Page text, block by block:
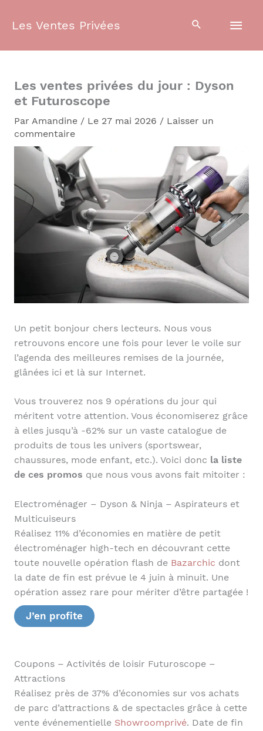
Les Ventes Privées
Les ventes privées du jour : Dyson
et Futuroscope
Par Amandine / Le 27 mai 2026 / Laisser un
commentaire
Un petit bonjour chers lecteurs. Nous vous
retrouvons encore une fois pour lever le voile sur
l’agenda des meilleures remises de la journée,
glânées ici et là sur Internet.
Vous trouverez nos 9 opérations du jour qui
méritent votre attention. Vous économiserez grâce
à elles jusqu’à -62% sur un vaste catalogue de
produits de tous les univers (sportswear,
chaussures, mode enfant, etc.). Voici donc la liste
de ces promos que nous vous avons fait mitoiter :
Electroménager – Dyson & Ninja – Aspirateurs et
Multicuiseurs
Réalisez 11% d’économies en matière de petit
électroménager high-tech en découvrant cette
toute nouvelle opération flash de Bazarchic dont
la date de fin est prévue le 4 juin à minuit. Une
opération assez rare pour mériter d’être partagée !
J’en profite
Coupons – Activités de loisir Futuroscope –
Attractions
Réalisez près de 37% d’économies sur vos achats
de parc d’attractions & de spectacles grâce à cette
vente événementielle Showroomprivé. Date de fin